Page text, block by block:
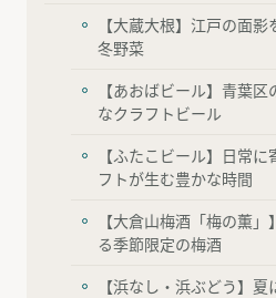
【大蔵大根】江戸の面
冬野菜
【あおばビール】青葉
なクラフトビール
【ふたこビール】日常
フトが生む豊かな時間
【大倉山梅酒「梅の薫
る季節限定の梅酒
【浜なし・浜ぶどう】